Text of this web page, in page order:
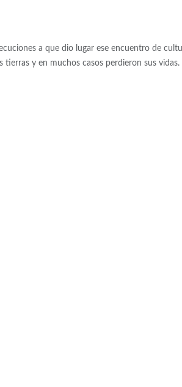
a que dio lugar ese encuentro de
y en muchos casos perdieron sus vidas.